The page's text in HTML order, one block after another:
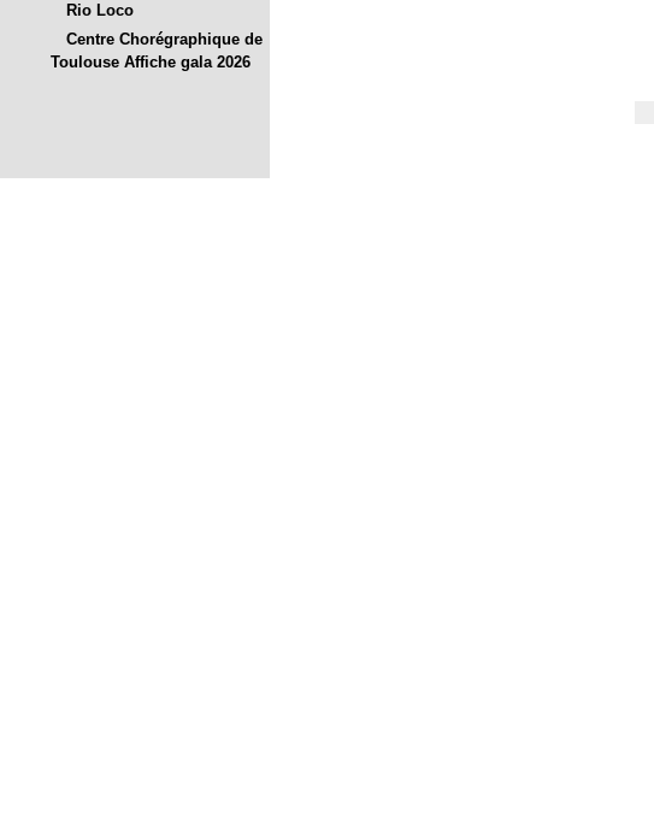
Rio Loco
Centre Chorégraphique de
Toulouse Affiche gala 2026